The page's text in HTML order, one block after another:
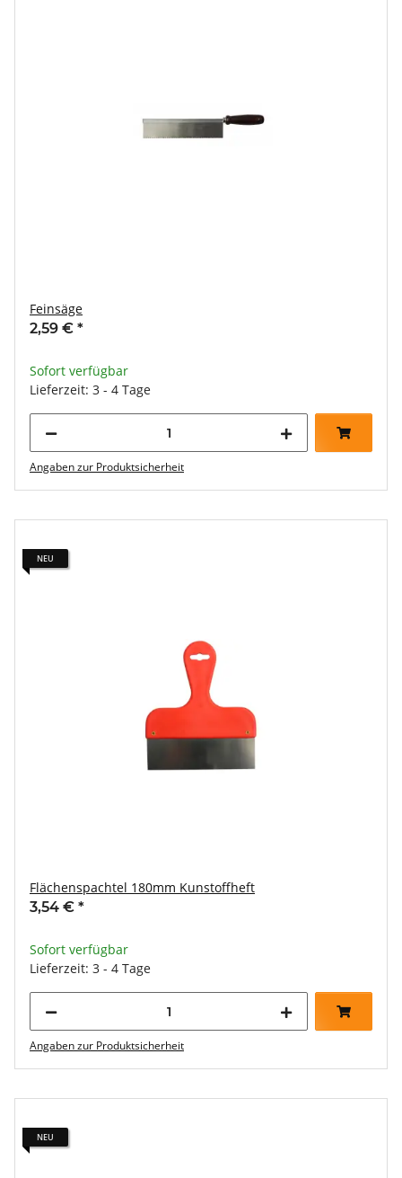
Feinsäge
2,59 € *
Sofort verfügbar
Lieferzeit: 3 - 4 Tage
Angaben zur Produktsicherheit
NEU
Flächenspachtel 180mm Kunstoffheft
3,54 € *
Sofort verfügbar
Lieferzeit: 3 - 4 Tage
Angaben zur Produktsicherheit
NEU